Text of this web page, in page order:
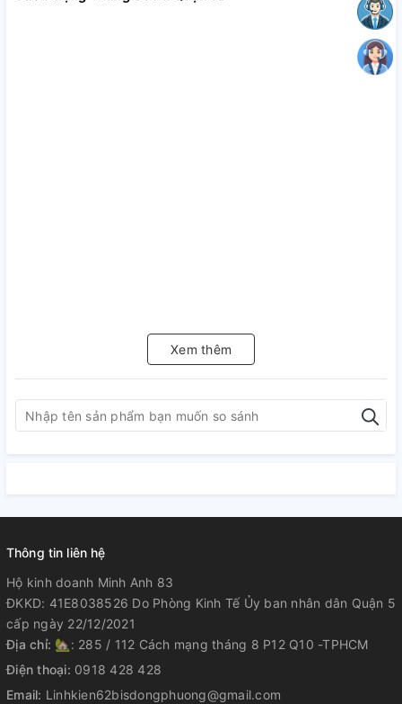
Xem thêm
Thông tin liên hệ
Hộ kinh doanh Minh Anh 83
ĐKKD: 41E8038526 Do Phòng Kinh Tế Ủy ban nhân dân Quận 5
cấp ngày 22/12/2021
Địa chỉ: 🏡: 285 / 112 Cách mạng tháng 8 P12 Q10 -TPHCM
Điện thoại: 0918 428 428
Email: Linhkien62bisdongphuong@gmail.com